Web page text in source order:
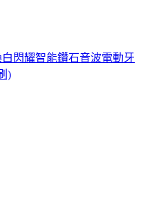
閃耀智能鑽石音波電動牙
)